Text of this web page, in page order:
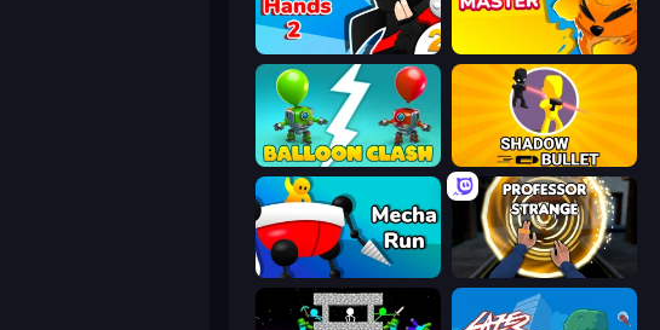
Ninja Hands 2 Summoner Master
Balloon Clash Shadow Bullet
Mecha Run Professor Strange